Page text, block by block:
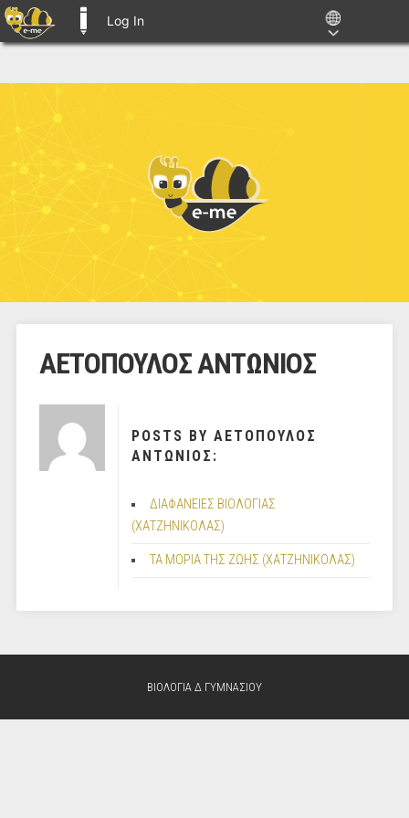
Log In
ΑΕΤΟΠΟΥΛΟΣ ΑΝΤΩΝΙΟΣ
POSTS BY ΑΕΤΟΠΟΥΛΟΣ
ΑΝΤΩΝΙΟΣ:
ΔΙΑΦΑΝΕΙΕΣ ΒΙΟΛΟΓΙΑΣ
(ΧΑΤΖΗΝΙΚΟΛΑΣ)
ΤΑ ΜΟΡΙΑ ΤΗΣ ΖΩΗΣ (ΧΑΤΖΗΝΙΚΟΛΑΣ)
ΒΙΟΛΟΓΙΑ Δ ΓΥΜΝΑΣΙΟΥ